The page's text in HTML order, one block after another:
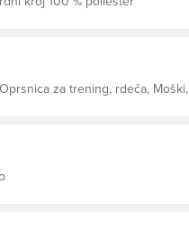
za trening, rdeča, Moški,